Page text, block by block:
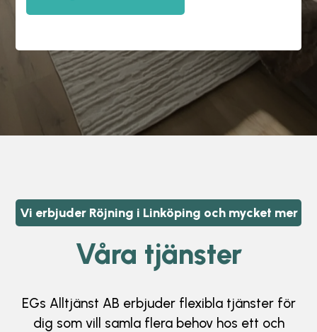
Vi erbjuder Röjning i Linköping och mycket mer
Våra tjänster
EGs Alltjänst AB erbjuder flexibla tjänster för
dig som vill samla flera behov hos ett och